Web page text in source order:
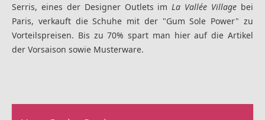
Serris, eines der Designer Outlets imLa Vallée Village bei
Paris, verkauft die Schuhe mit der "Gum Sole Power" zu
Vorteilspreisen. Bis zu 70% spart man hier auf die Artikel
der Vorsaison sowie Musterware.